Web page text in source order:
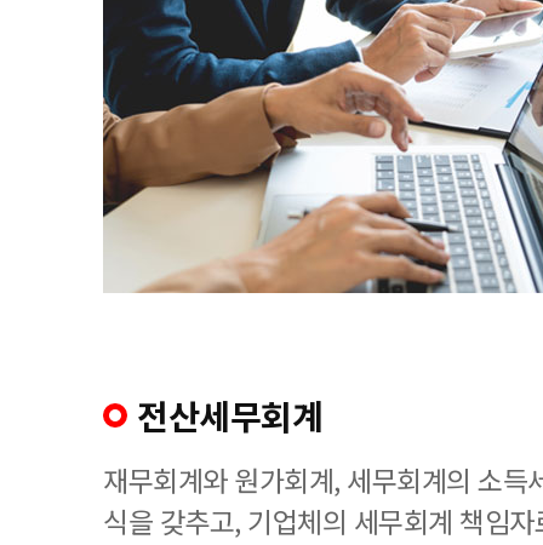
전산세무회계
재무회계와 원가회계, 세무회계의 소득
식을 갖추고, 기업체의 세무회계 책임